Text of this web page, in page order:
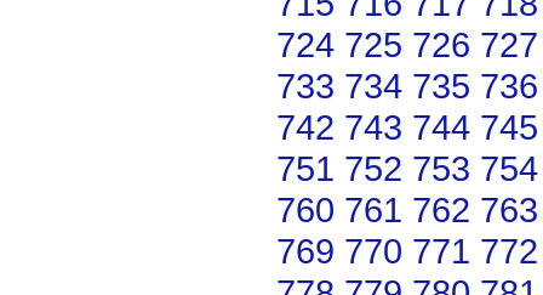
724 725 726 727
733 734 735 736
742 743 744 745
751 752 753 754
760 761 762 763
769 770 771 772